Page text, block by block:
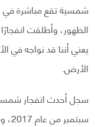
شمسية تقع مباشرة في
يعني أننا قد نواجه في
الأرض.